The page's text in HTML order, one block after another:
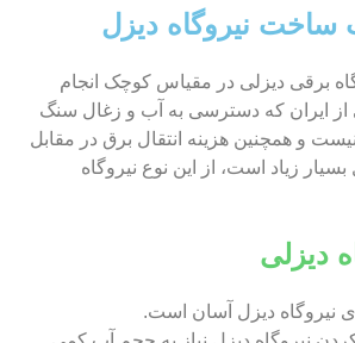
ساخت نیروگاه دیزل
برقی دیزلی در مقیاس کوچک انجام
ایران که دسترسی به آب و زغال سنگ
و همچنین هزینه انتقال برق در مقابل
زیاد است، از این نوع نیروگاه
دیزلی
نیروگاه دیزل آسان است.